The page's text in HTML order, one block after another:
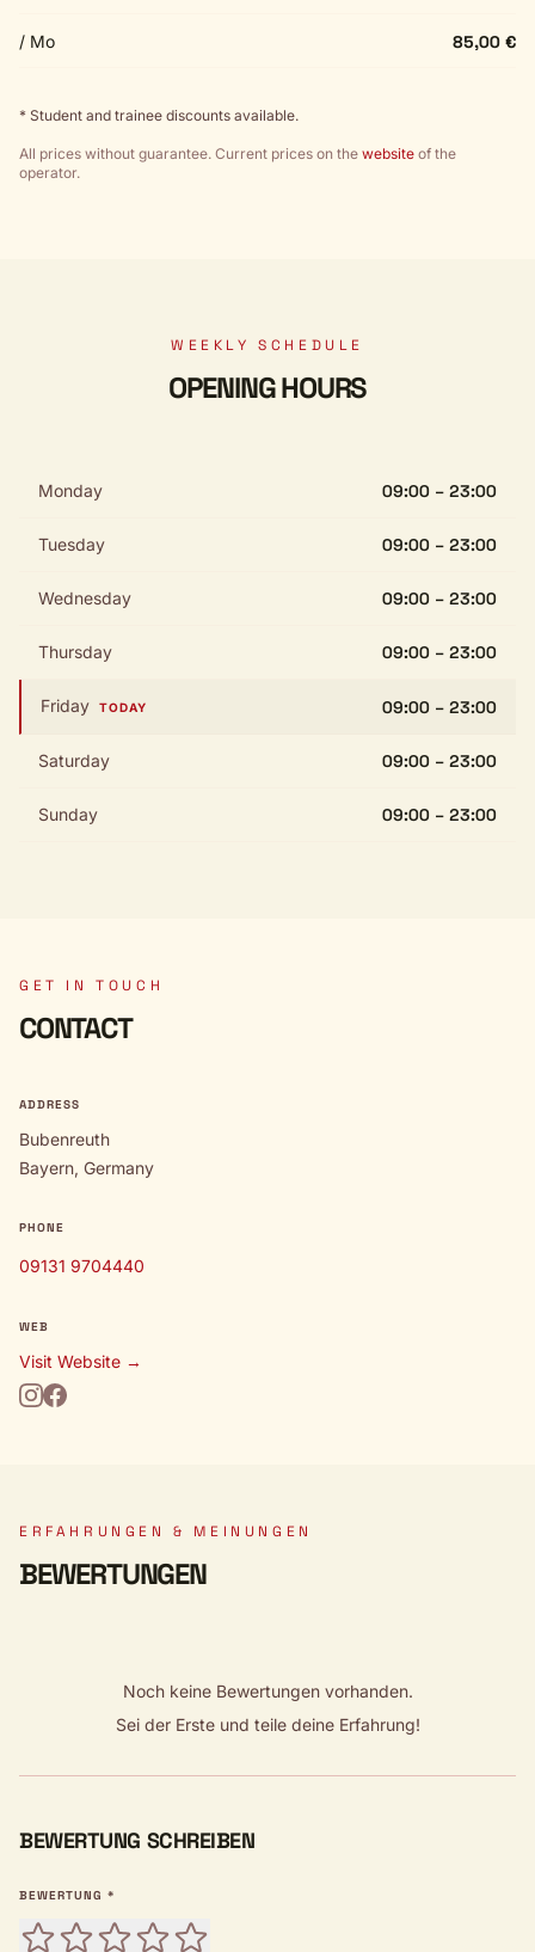
/ Mo 85,00 €
* Student and trainee discounts available.
All prices without guarantee. Current prices on the website of the
operator.
WEEKLY SCHEDULE
OPENING HOURS
Monday 09:00 – 23:00
Tuesday 09:00 – 23:00
Wednesday 09:00 – 23:00
Thursday 09:00 – 23:00
Friday TODAY 09:00 – 23:00
Saturday 09:00 – 23:00
Sunday 09:00 – 23:00
GET IN TOUCH
CONTACT
ADDRESS
Bubenreuth
Bayern, Germany
PHONE
09131 9704440
WEB
Visit Website →
ERFAHRUNGEN & MEINUNGEN
BEWERTUNGEN
Noch keine Bewertungen vorhanden.
Sei der Erste und teile deine Erfahrung!
BEWERTUNG SCHREIBEN
BEWERTUNG *